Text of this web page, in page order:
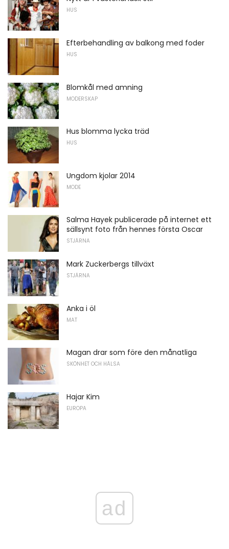
HUS
Efterbehandling av balkong med foder
HUS
Blomkål med amning
MODERSKAP
Hus blomma lycka träd
HUS
Ungdom kjolar 2014
MODE
Salma Hayek publicerade på internet ett
sällsynt foto från hennes första Oscar
STJÄRNA
Mark Zuckerbergs tillväxt
STJÄRNA
Anka i öl
MAT
Magan drar som före den månatliga
SKÖNHET OCH HÄLSA
Hajar Kim
EUROPA
ad